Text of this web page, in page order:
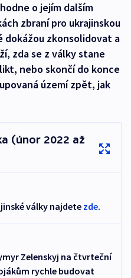
o jejím dalším
zbraní pro ukrajinskou
dokážou zkonsolidovat a
zda se z války stane
nebo skončí do konce
území zpět, jak
(únor 2022 až
války najdete zde.
Zelenskyj na čtvrteční
rychle budovat